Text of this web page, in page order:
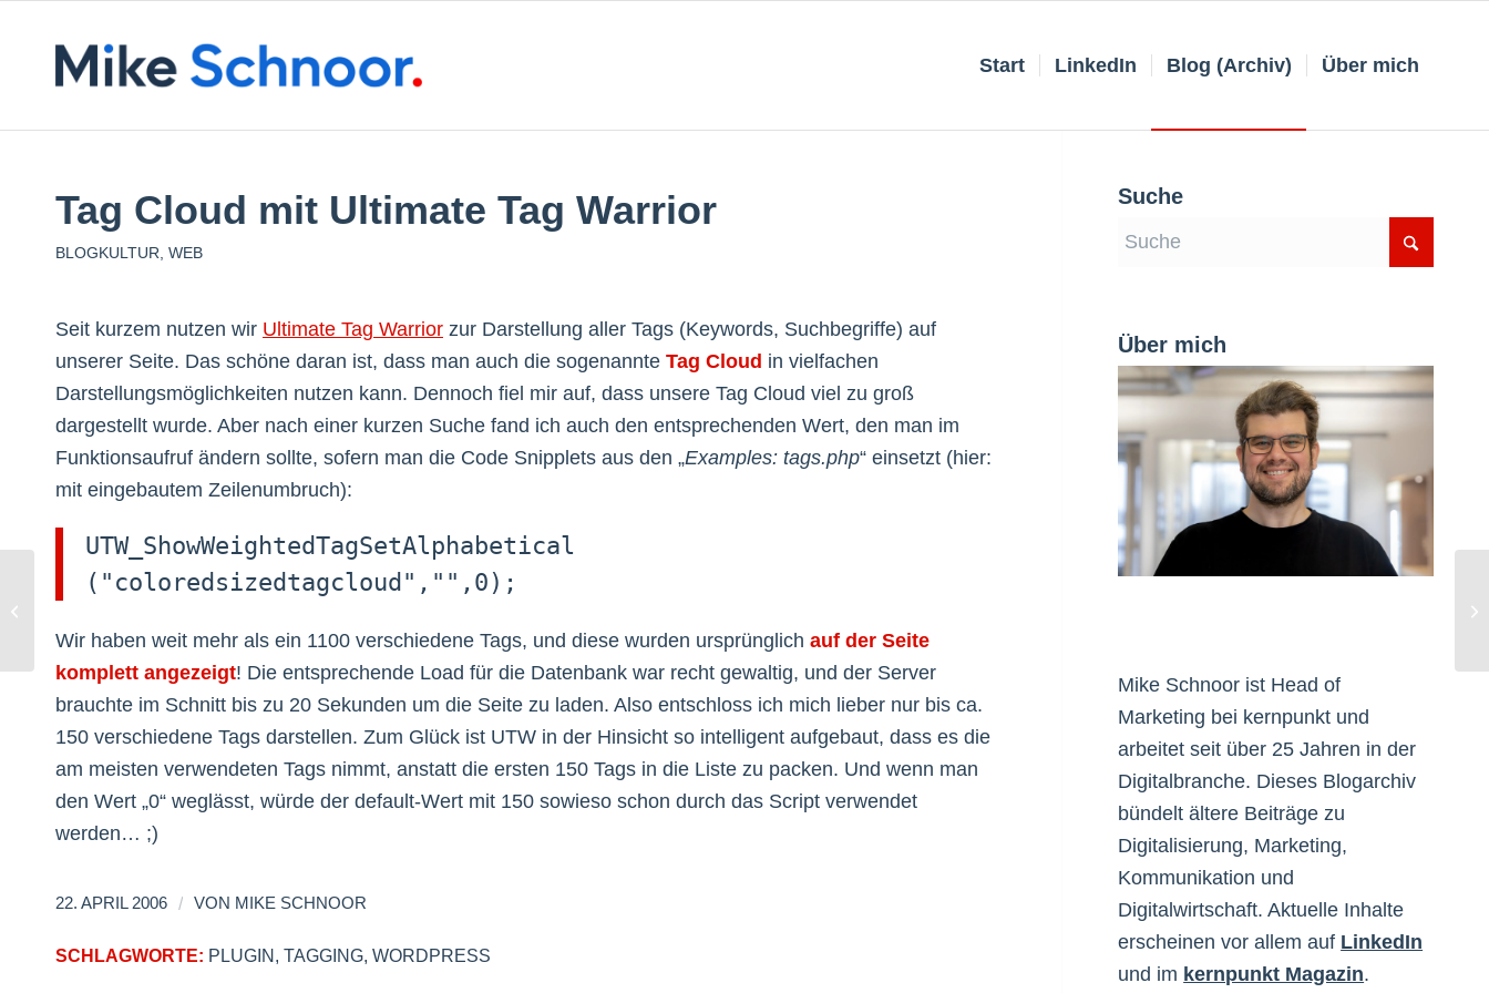
Start LinkedIn Blog (Archiv) Über mich
Tag Cloud mit Ultimate Tag Warrior
BLOGKULTUR WEB
Seit kurzem nutzen wir Ultimate Tag Warrior zur Darstellung aller Tags (Keywords, Suchbegriffe) auf
unserer Seite. Das schöne daran ist, dass man auch die sogenannte Tag Cloud in vielfachen
Darstellungsmöglichkeiten nutzen kann. Dennoch fiel mir auf, dass unsere Tag Cloud viel zu groß
dargestellt wurde. Aber nach einer kurzen Suche fand ich auch den entsprechenden Wert, den man im
Funktionsaufruf ändern sollte, sofern man die Code Snipplets aus den „Examples: tags.php“ einsetzt (hier:
mit eingebautem Zeilenumbruch):
UTW_ShowWeightedTagSetAlphabetical
("coloredsizedtagcloud","",0);
Wir haben weit mehr als ein 1100 verschiedene Tags, und diese wurden ursprünglich auf der Seite
komplett angezeigt! Die entsprechende Load für die Datenbank war recht gewaltig, und der Server
brauchte im Schnitt bis zu 20 Sekunden um die Seite zu laden. Also entschloss ich mich lieber nur bis ca.
150 verschiedene Tags darstellen. Zum Glück ist UTW in der Hinsicht so intelligent aufgebaut, dass es die
am meisten verwendeten Tags nimmt, anstatt die ersten 150 Tags in die Liste zu packen. Und wenn man
den Wert „0“ weglässt, würde der default-Wert mit 150 sowieso schon durch das Script verwendet
werden… ;)
22. APRIL 2006 / VON MIKE SCHNOOR
SCHLAGWORTE: PLUGIN, TAGGING, WORDPRESS
Suche
Über mich
Mike Schnoor ist Head of
Marketing bei kernpunkt und
arbeitet seit über 25 Jahren in der
Digitalbranche. Dieses Blogarchiv
bündelt ältere Beiträge zu
Digitalisierung, Marketing,
Kommunikation und
Digitalwirtschaft. Aktuelle Inhalte
erscheinen vor allem auf LinkedIn
und im kernpunkt Magazin.